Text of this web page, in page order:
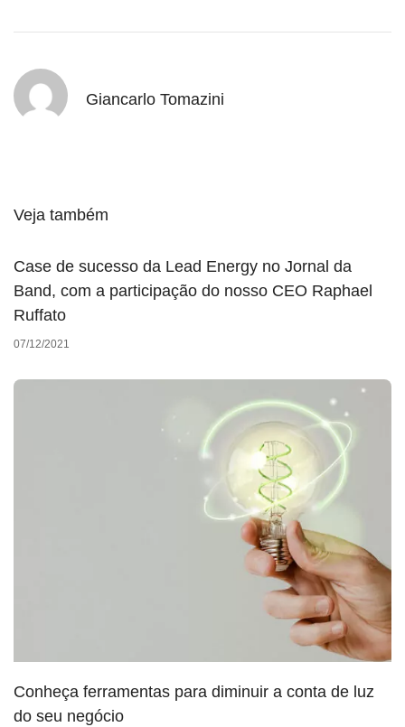
Giancarlo Tomazini
Veja também
Case de sucesso da Lead Energy no Jornal da
Band, com a participação do nosso CEO Raphael
Ruffato
07/12/2021
Conheça ferramentas para diminuir a conta de luz
do seu negócio